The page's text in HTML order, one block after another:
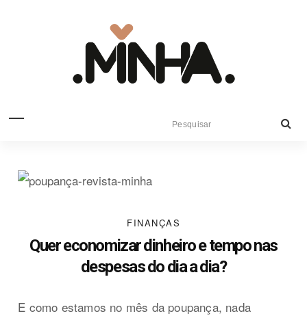
FINANÇAS
Quer economizar dinheiro e tempo nas
despesas do dia a dia?
E como estamos no mês da poupança, nada